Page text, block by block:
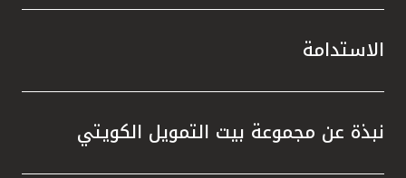
الاستدامة
نبذة عن مجموعة بيت التمويل الكويتي